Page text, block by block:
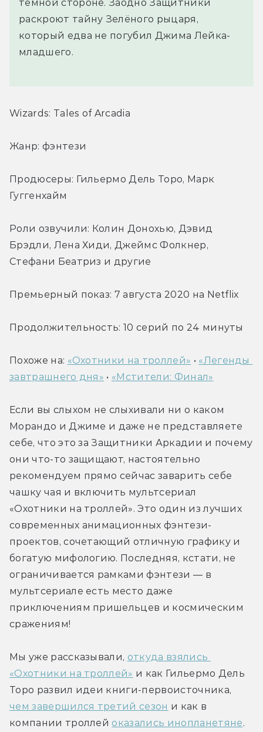
тёмной стороне. Заодно Защитники
раскроют тайну Зелёного рыцаря,
который едва не погубил Джима Лейка-
младшего.
Wizards: Tales of Arcadia
Жанр: фэнтези
Продюсеры: Гильермо Дель Торо, Марк
Гуггенхайм
Роли озвучили: Колин Донохью, Дэвид
Брэдли, Лена Хиди, Джеймс Фолкнер,
Стефани Беатриз и другие
Премьерный показ: 7 августа 2020 на Netflix
Продолжительность: 10 серий по 24 минуты
Похоже на: «Охотники на троллей» • «Легенды
завтрашнего дня» • «Мстители: Финал»
Если вы слыхом не слыхивали ни о каком
Морандо и Джиме и даже не представляете
себе, что это за Защитники Аркадии и почему
они что-то защищают, настоятельно
рекомендуем прямо сейчас заварить себе
чашку чая и включить мультсериал
«Охотники на троллей». Это один из лучших
современных анимационных фэнтези-
проектов, сочетающий отличную графику и
богатую мифологию. Последняя, кстати, не
ограничивается рамками фэнтези — в
мультсериале есть место даже
приключениям пришельцев и космическим
сражениям!
Мы уже рассказывали, откуда взялись
«Охотники на троллей» и как Гильермо Дель
чем завершился третий сезон и как в
компании троллей оказались инопланетяне.